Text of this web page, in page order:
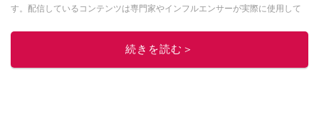
す。配信しているコンテンツは専門家やインフルエンサーが実際に使用して
ニュースでフォロー
続きを読む＞